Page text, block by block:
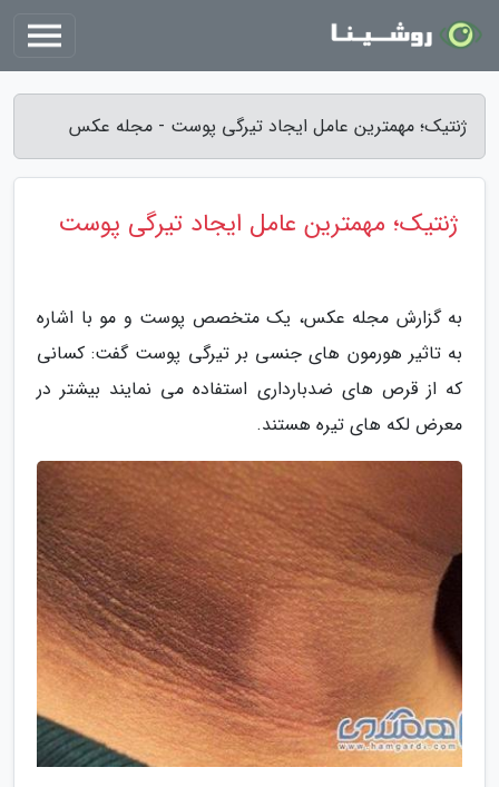
ژنتیک؛ مهمترین عامل ایجاد تیرگی پوست - مجله عکس
ژنتیک؛ مهمترین عامل ایجاد تیرگی پوست
به گزارش مجله عکس، یک متخصص پوست و مو با اشاره
به تاثیر هورمون های جنسی بر تیرگی پوست گفت: کسانی
که از قرص های ضدبارداری استفاده می نمایند بیشتر در
معرض لکه های تیره هستند.